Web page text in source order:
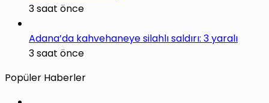
3 saat önce
Adana’da kahvehaneye silahlı saldırı: 3 yaralı
3 saat önce
Popüler Haberler